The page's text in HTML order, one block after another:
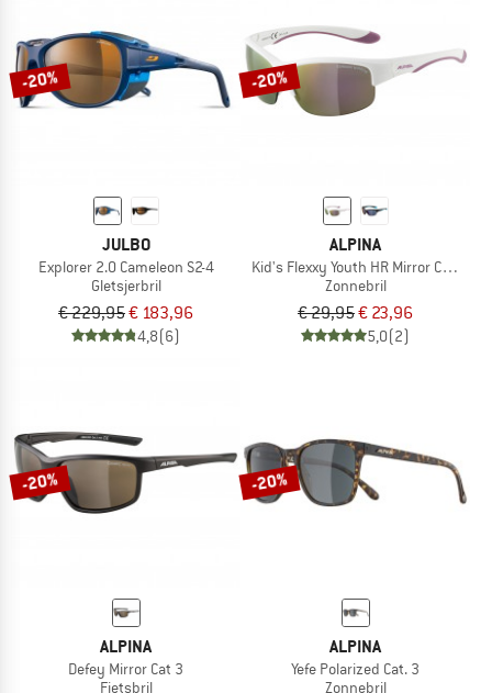
-20%
JULBO
Explorer 2.0 Cameleon S2-4
Gletsjerbril
€ 229,95€ 183,96
4,8(6)
-20%
ALPINA
Kid's Flexxy Youth HR Mirror Cat 3
Zonnebril
€ 29,95€ 23,96
5,0(2)
-20%
ALPINA
Defey Mirror Cat 3
Fietsbril
-20%
ALPINA
Yefe Polarized Cat. 3
Zonnebril